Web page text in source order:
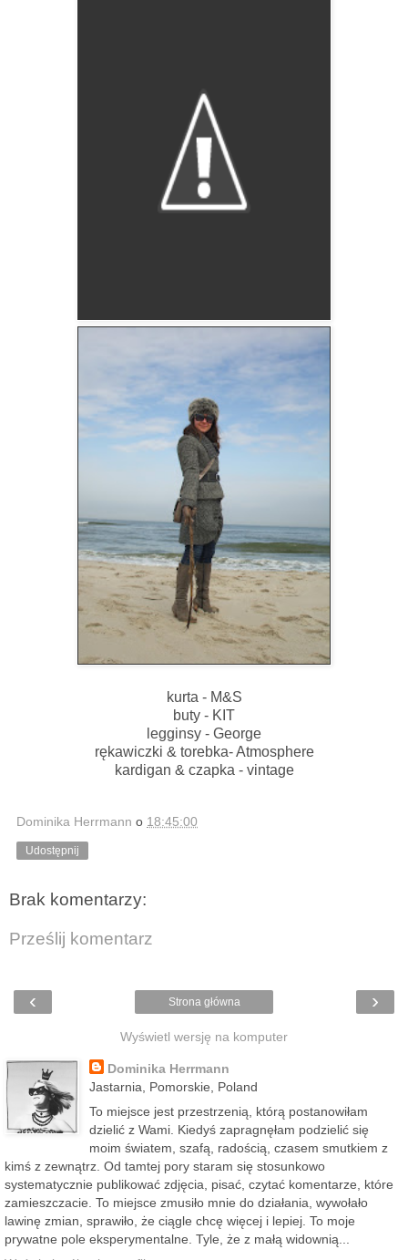
kurta - M&S
buty - KIT
legginsy - George
rękawiczki & torebka- Atmosphere
kardigan & czapka - vintage
Dominika Herrmann o 18:45:00
Udostępnij
Brak komentarzy:
Prześlij komentarz
‹ ›
Strona główna
Wyświetl wersję na komputer
Dominika Herrmann
Jastarnia, Pomorskie, Poland
To miejsce jest przestrzenią, którą postanowiłam
dzielić z Wami. Kiedyś zapragnęłam podzielić się
moim światem, szafą, radością, czasem smutkiem z
kimś z zewnątrz. Od tamtej pory staram się stosunkowo
systematycznie publikować zdjęcia, pisać, czytać komentarze, które
zamieszczacie. To miejsce zmusiło mnie do działania, wywołało
lawinę zmian, sprawiło, że ciągle chcę więcej i lepiej. To moje
prywatne pole eksperymentalne. Tyle, że z małą widownią...